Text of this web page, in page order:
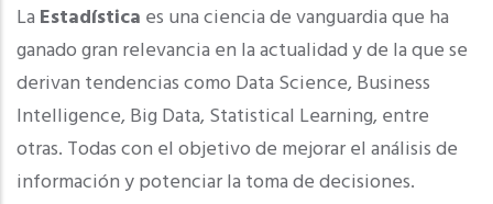
La Estadística es una ciencia de vanguardia que ha
ganado gran relevancia en la actualidad y de la que se
derivan tendencias como Data Science, Business
Intelligence, Big Data, Statistical Learning, entre
otras. Todas con el objetivo de mejorar el análisis de
información y potenciar la toma de decisiones.